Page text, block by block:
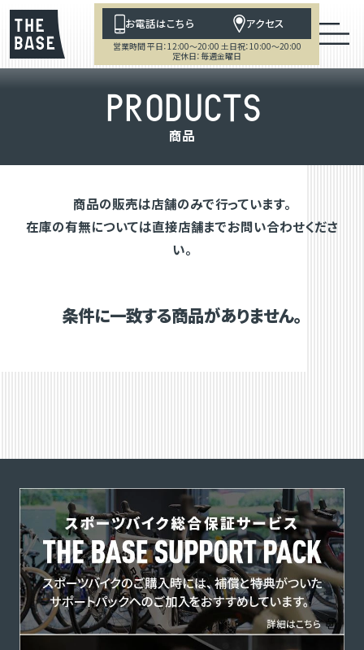
お電話はこちら アクセス
営業時間 平日：12:00～20:00 土日祝：10:00～20:00
定休日：毎週金曜日
PRODUCTS
商品
商品の販売は店舗のみで行っています。
在庫の有無については直接店舗までお問い合わせくださ
い。
条件に一致する商品がありません。